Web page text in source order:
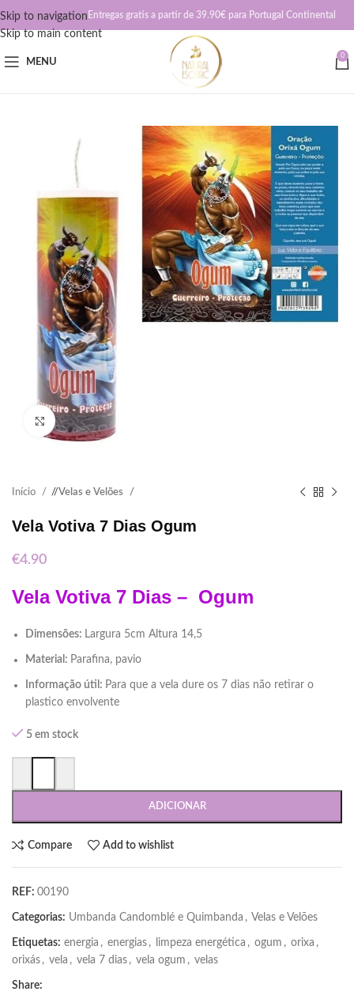
Skip to navigation
Skip to main content
Entregas gratis a partir de 39.90€ para Portugal Continental
MENU
0
Click to enlarge
Início / Velas e Velões
Vela Votiva 7 Dias Ogum
€4.90
Vela Votiva 7 Dias – Ogum
Dimensões: Largura 5cm Altura 14,5
Material: Parafina, pavio
Informação útil: Para que a vela dure os 7 dias não retirar o
plastico envolvente
5 em stock
ADICIONAR
Compare Add to wishlist
REF: 00190
Categorias: Umbanda Candomblé e Quimbanda , Velas e Velões
Etiquetas: energia , energias , limpeza energética , ogum , orixa ,
orixás , vela , vela 7 dias , vela ogum , velas
Share: